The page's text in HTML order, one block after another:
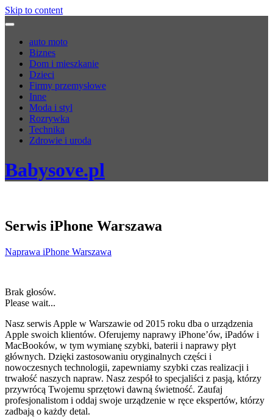
Skip to content
auto moto
Biznes
Dom i mieszkanie
Dzieci
Firmy przemysłowe
Inne
Moda i styl
Rozrywka
Technika
Zdrowie i uroda
Babysove.pl
Serwis iPhone Warszawa
Naprawa iPhone Warszawa
Brak głosów.
Please wait...
Nasz serwis Apple w Warszawie od 2015 roku dba o urządzenia
Apple swoich klientów. Oferujemy naprawy iPhone’ów, iPadów i
MacBooków, w tym wymianę szybki, baterii i naprawy płyt
głównych. Dzięki zastosowaniu oryginalnych części i
nowoczesnych technologii, zapewniamy szybki czas realizacji i
trwałość naszych napraw. Nasz zespół to specjaliści z pasją, którzy
przywrócą Twojemu sprzętowi dawną świetność. Zaufaj
profesjonalistom i oddaj swoje urządzenie w ręce ekspertów, którzy
zadbają o każdy detal.